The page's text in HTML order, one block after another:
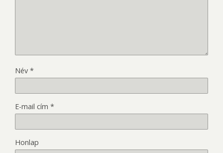
Név *
E-mail cím *
Honlap